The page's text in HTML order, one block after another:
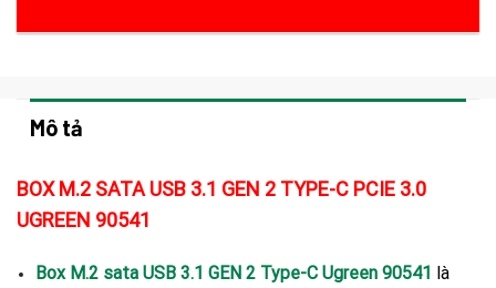
Mô tả
BOX M.2 SATA USB 3.1 GEN 2 TYPE-C PCIE 3.0
UGREEN 90541
Box M.2 sata USB 3.1 GEN 2 Type-C Ugreen 90541 là